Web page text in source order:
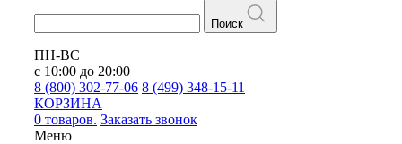
Поиск
ПН-ВС
с 10:00 до 20:00
8 (800) 302-77-06 8 (499) 348-15-11
КОРЗИНА
0 товаров. Заказать звонок
Меню